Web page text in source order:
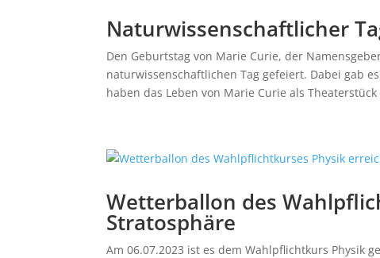
Naturwissenschaftlicher
Den Geburtstag von Marie Curie, der
naturwissenschaftlichen Tag gefeiert. Dabei gab
haben das Leben von Marie Curie als
Wetterballon des
Stratosphäre
Am 06.07.2023 ist es dem Wahlpflichtkurs Physik